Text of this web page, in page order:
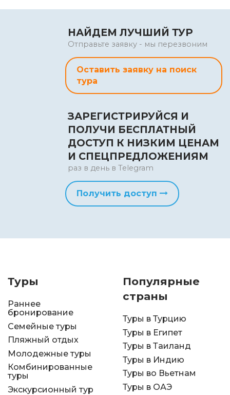
НАЙДЕМ ЛУЧШИЙ ТУР
Отправьте заявку - мы перезвоним
Оставить заявку на поиск
тура
ЗАРЕГИСТРИРУЙСЯ И
ПОЛУЧИ БЕСПЛАТНЫЙ
ДОСТУП К НИЗКИМ ЦЕНАМ
И СПЕЦПРЕДЛОЖЕНИЯМ
раз в день в Telegram
Получить доступ
Туры
Раннее
бронирование
Семейные туры
Пляжный отдых
Молодежные туры
Комбинированные
туры
Экскурсионный тур
Популярные
страны
Туры в Турцию
Туры в Египет
Туры в Таиланд
Туры в Индию
Туры во Вьетнам
Туры в ОАЭ